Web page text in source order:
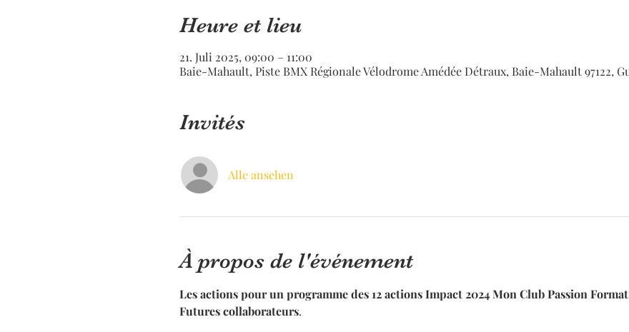
Heure et lieu
21. Juli 2025, 09:00 – 11:00
Baie-Mahault, Piste BMX Régionale Vélodrome Amédée Détraux, Baie-Mahault 97122,
Invités
Alle ansehen
À propos de l'événement
Les actions pour un programme des 12 actions Impact 2024 Mon Club Passion
Futures collaborateurs.